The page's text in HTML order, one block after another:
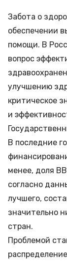
Забота о
обеспечении
помощи. В
вопрос
улучшению
критическое
и
В последние
менее, доля
согласно
лучшего,
значительно
стран.
Проблемой